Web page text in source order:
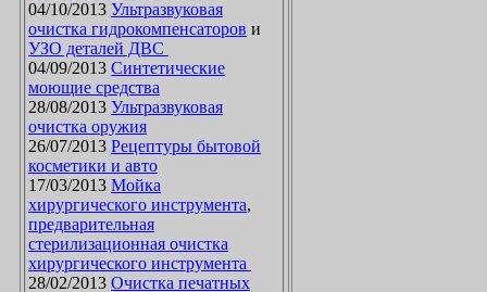
04/10/2013 Ультразвуковая
очистка гидрокомпенсаторов и
УЗО деталей ДВС
04/09/2013 Синтетические
моющие средства
28/08/2013 Ультразвуковая
очистка оружия
26/07/2013 Рецептуры бытовой
косметики и авто
17/03/2013 Мойка
хирургического инструмента,
предварительная
стерилизационная очистка
хирургического инструмента
28/02/2013 Очистка печатных